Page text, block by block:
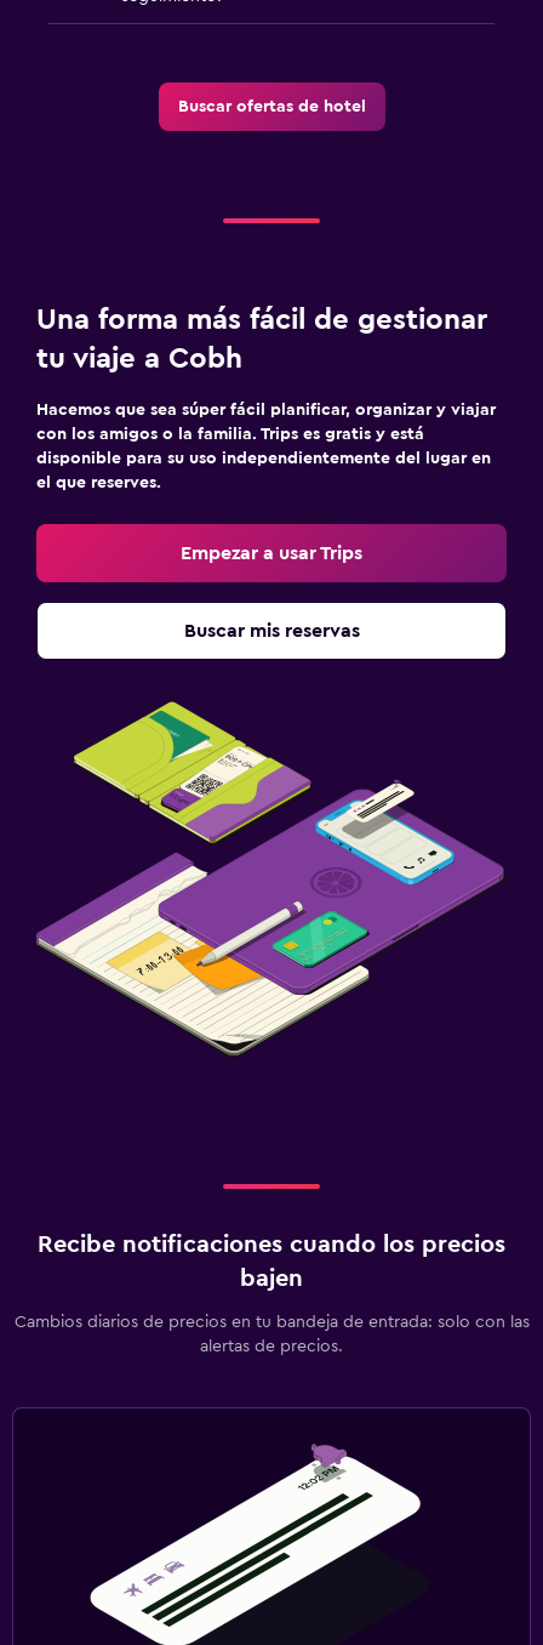
Estacionamiento y transporte
Estacionamiento en la calle
Limpieza diaria
Cámaras CCTV en zonas comunes
Botiquín de primeros auxilios
Ideal para familias
Cuna/cama nido disponibles
Comidas para niños
Buffet infantil
Comedor al aire libre
Terraza/patio
Zona de trabajo
Escritorio
Buscar ofertas de hotel
Una forma más fácil de gestionar
tu viaje a Cobh
Hacemos que sea súper fácil planificar, organizar y viajar
con los amigos o la familia. Trips es gratis y está
disponible para su uso independientemente del lugar en
el que reserves.
Empezar a usar Trips
Buscar mis reservas
Recibe notificaciones cuando los precios
bajen
Cambios diarios de precios en tu bandeja de entrada: solo con las
alertas de precios.